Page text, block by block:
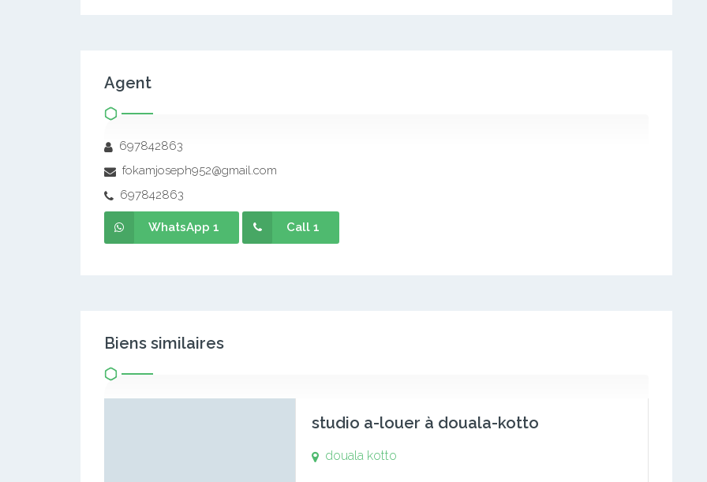
Agent
697842863
fokamjoseph952@gmail.com
697842863
WhatsApp 1 Call 1
Biens similaires
studio a-louer à douala-kotto
douala kotto